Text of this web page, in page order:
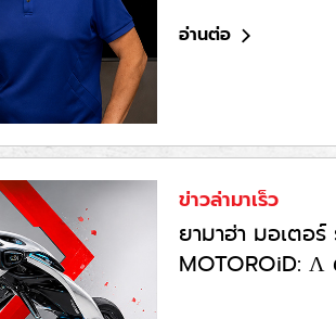
อ่านต่อ
ข่าวล่ามาเร็ว
ยามาฮ่า มอเตอร์
MOTOROiD: